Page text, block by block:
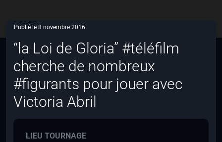
Publié le 8 novembre 2016
“la Loi de Gloria” #téléfilm
cherche de nombreux
#figurants pour jouer avec
Victoria Abril
LIEU TOURNAGE